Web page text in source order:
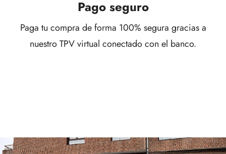
Pago seguro
Paga tu compra de forma 100% segura gracias a
nuestro TPV virtual conectado con el banco.